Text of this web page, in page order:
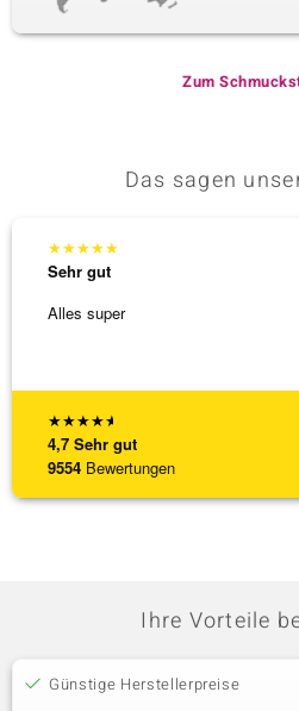
Zum
Das sagen
★★★★★
4,7 Sehr gut
9554 Bewertungen
★★★★★
Sehr gut
Alles super
Ihre Vorteile
Günstige Herstellerpreise